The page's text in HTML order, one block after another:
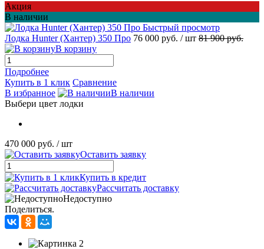
Акция
В наличии
Быстрый просмотр
Лодка Hunter (Хантер) 350 Про 76 000 руб. / шт 81 900 руб.
В корзину
Подробнее
Купить в 1 клик Сравнение
В избранное
В наличии
Выбери цвет лодки
470 000 руб. / шт
Оставить заявку
Купить в кредит
Рассчитать доставку
Недоступно
Поделиться.